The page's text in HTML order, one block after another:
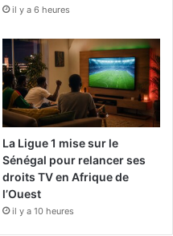
il y a 6 heures
La Ligue 1 mise sur le
Sénégal pour relancer ses
droits TV en Afrique de
l’Ouest
il y a 10 heures